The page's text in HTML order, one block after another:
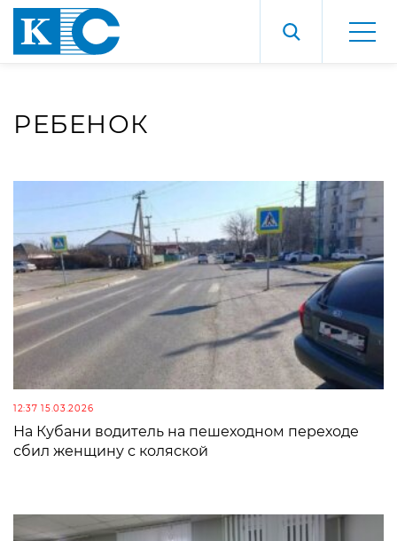
РЕБЕНОК
12:37 15.03.2026
На Кубани водитель на пешеходном переходе
сбил женщину с коляской